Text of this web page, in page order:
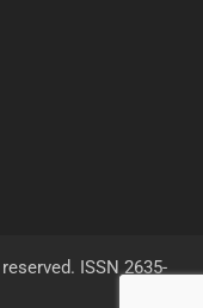
ISSN 2635-